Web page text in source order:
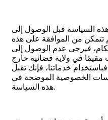
السياسة قبل الوصول إلى
تتمكن من الموافقة على هذه
فيرجى عدم الوصول إلى
مقيمًا في ولاية قضائية خارج
فباستخدام خدماتنا، فإنك تقبل
الخصوصية الموضحة في
هذه السياسة.